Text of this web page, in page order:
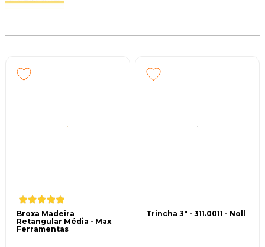
Broxa Madeira
Retangular Média - Max
Ferramentas
Trincha 3" - 311.0011 - Noll